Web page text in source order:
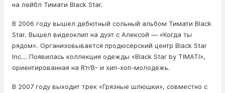
на лейбл Тимати Black Star.
В 2006 году вышел дебютный сольный альбом Тимати Black
Star. Вышел видеоклип на дуэт с Алексой — «Когда ты
рядом». Организовывается продюсерский центр Black Star
Inc... Появилась коллекция одежды «Black Star by TIMATI»,
ориентированная на R’n’B- и хип-хоп-молодёжь.
В 2007 году выходит трек «Грязные шлюшки», совместно с